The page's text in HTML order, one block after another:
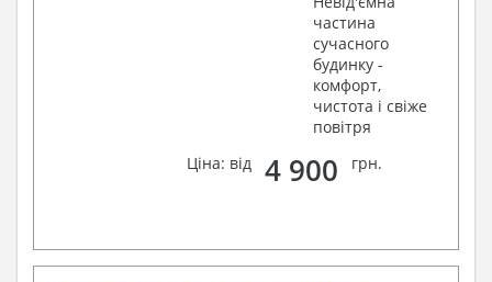
частина
сучасного
будинку -
комфорт,
чистота і свіже
повітря
Ціна: від
4 900 грн.